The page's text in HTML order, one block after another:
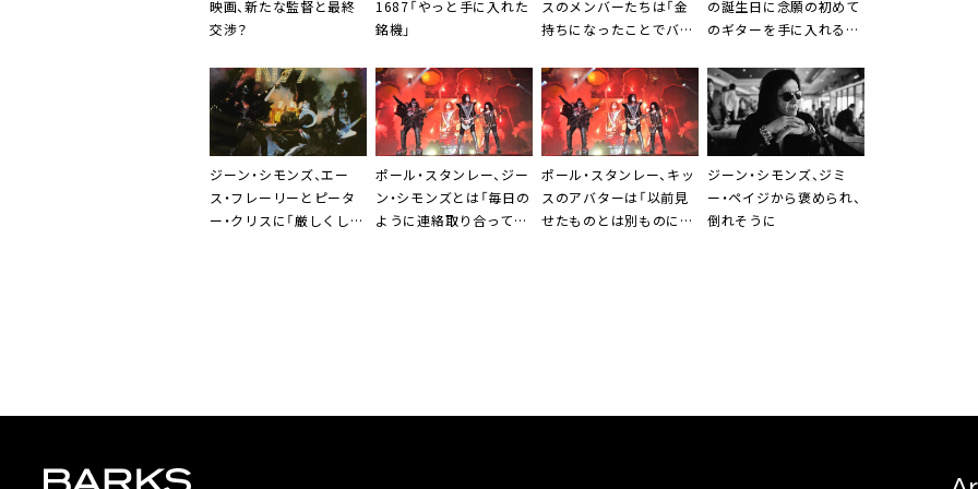
映画、新たな監督と最終
交渉？
1687「やっと手に入れた
銘機」
スのメンバーたちは「金
持ちになったことでバラ
の誕生日に念願の初めて
のギターを手に入れるも
ジーン・シモンズ、エー
ス・フレーリーとピータ
ー・クリスに「厳しくしな
ポール・スタンレー、ジー
ン・シモンズとは「毎日の
ように連絡取り合って
ポール・スタンレー、キッ
スのアバターは「以前見
せたものとは別ものにな
ジーン・シモンズ、ジミ
ー・ペイジから褒められ、
倒れそうに